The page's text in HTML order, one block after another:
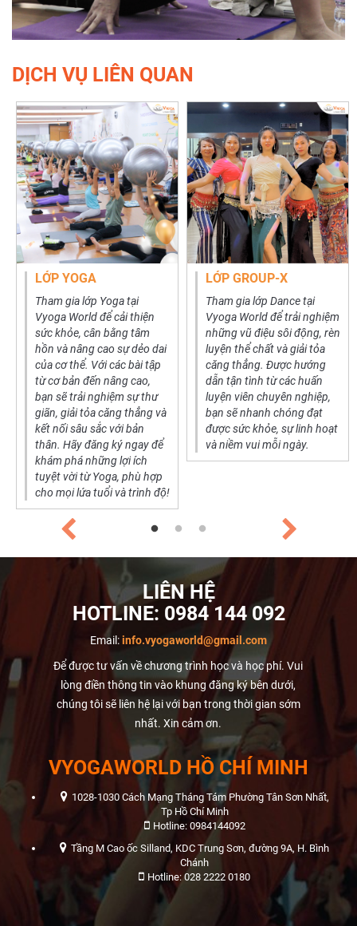
DỊCH VỤ LIÊN QUAN
LỚP YOGA
Tham gia lớp Yoga tại
Vyoga World để cải thiện
sức khỏe, cân bằng tâm
hồn và nâng cao sự dẻo dai
của cơ thể. Với các bài tập
từ cơ bản đến nâng cao,
bạn sẽ trải nghiệm sự thư
giãn, giải tỏa căng thẳng và
kết nối sâu sắc với bản
thân. Hãy đăng ký ngay để
khám phá những lợi ích
tuyệt vời từ Yoga, phù hợp
cho mọi lứa tuổi và trình độ!
LỚP GROUP-X
Tham gia lớp Dance tại
Vyoga World để trải nghiệm
những vũ điệu sôi động, rèn
luyện thể chất và giải tỏa
căng thẳng. Được hướng
dẫn tận tình từ các huấn
luyện viên chuyên nghiệp,
bạn sẽ nhanh chóng đạt
được sức khỏe, sự linh hoạt
và niềm vui mỗi ngày.
LIÊN HỆ
HOTLINE: 0984 144 092
Email:info.vyogaworld@gmail.com
Để được tư vấn về chương trình học và học phí. Vui
lòng điền thông tin vào khung đăng ký bên dưới,
chúng tôi sẽ liên hệ lại với bạn trong thời gian sớm
nhất. Xin cảm ơn.
VYOGAWORLD HỒ CHÍ MINH
1028-1030 Cách Mạng Tháng Tám Phường Tân Sơn Nhất,
Tp Hồ Chí Minh
Hotline: 0984144092
Tầng M Cao ốc Silland, KDC Trung Sơn, đường 9A, H. Bình
Chánh
Hotline: 028 2222 0180